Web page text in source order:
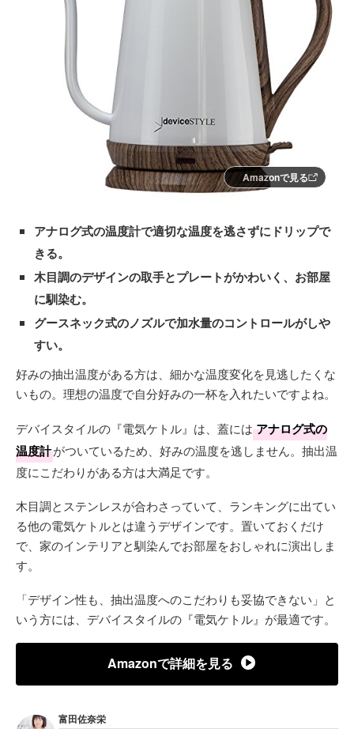
Amazonで見る
アナログ式の温度計で適切な温度を逃さずにドリップで
きる。
木目調のデザインの取手とプレートがかわいく、お部屋
に馴染む。
グースネック式のノズルで加水量のコントロールがしや
すい。
好みの抽出温度がある方は、細かな温度変化を見逃したくな
いもの。理想の温度で自分好みの一杯を入れたいですよね。
デバイスタイルの『電気ケトル』は、蓋には アナログ式の
温度計がついているため、好みの温度を逃しません。抽出温
度にこだわりがある方は大満足です。
木目調とステンレスが合わさっていて、ランキングに出てい
る他の電気ケトルとは違うデザインです。置いておくだけ
で、家のインテリアと馴染んでお部屋をおしゃれに演出しま
す。
「デザイン性も、抽出温度へのこだわりも妥協できない」と
いう方には、デバイスタイルの『電気ケトル』が最適です。
Amazonで詳細を見る
富田佐奈栄